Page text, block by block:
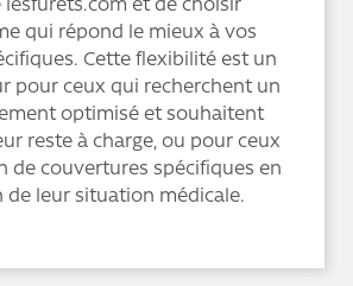
lesfurets.com et de choisir
qui répond le mieux à vos
Cette flexibilité est un
pour ceux qui recherchent un
optimisé et souhaitent
reste à charge, ou pour ceux
de couvertures spécifiques en
de leur situation médicale.